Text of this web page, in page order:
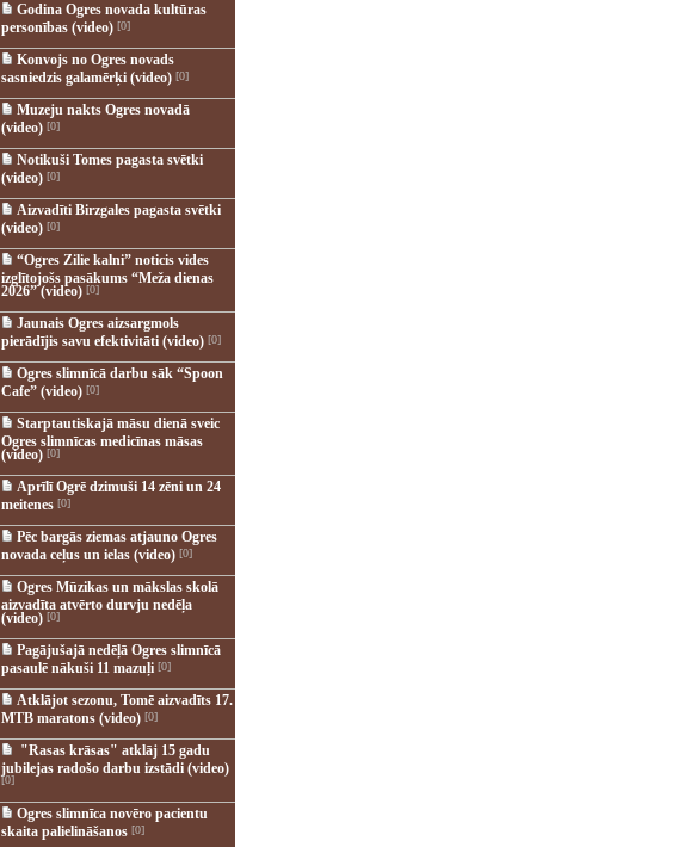
Godina Ogres novada kultūras
personības (video)[0]
Konvojs no Ogres novads
sasniedzis galamērķi (video)[0]
Muzeju nakts Ogres novadā
(video)[0]
Notikuši Tomes pagasta svētki
(video)[0]
Aizvadīti Birzgales pagasta svētki
(video)[0]
“Ogres Zilie kalni” noticis vides
izglītojošs pasākums “Meža dienas
2026” (video)[0]
Jaunais Ogres aizsargmols
pierādījis savu efektivitāti (video)[0]
Ogres slimnīcā darbu sāk “Spoon
Cafe” (video)[0]
Starptautiskajā māsu dienā sveic
Ogres slimnīcas medicīnas māsas
(video)[0]
Aprīlī Ogrē dzimuši 14 zēni un 24
meitenes [0]
Pēc bargās ziemas atjauno Ogres
novada ceļus un ielas (video)[0]
Ogres Mūzikas un mākslas skolā
aizvadīta atvērto durvju nedēļa
(video)[0]
Pagājušajā nedēļā Ogres slimnīcā
pasaulē nākuši 11 mazuļi[0]
Atklājot sezonu, Tomē aizvadīts 17.
MTB maratons (video)[0]
"Rasas krāsas" atklāj 15 gadu
jubilejas radošo darbu izstādi (video)
[0]
Ogres slimnīca novēro pacientu
skaita palielināšanos [0]